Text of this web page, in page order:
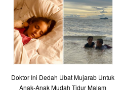
Doktor Ini Dedah Ubat Mujarab Untuk
Anak-Anak Mudah Tidur Malam